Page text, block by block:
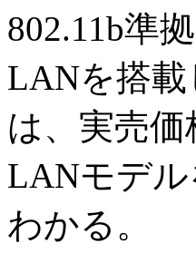
802.11b準
LANを搭
は、実売
LANモデ
わかる。